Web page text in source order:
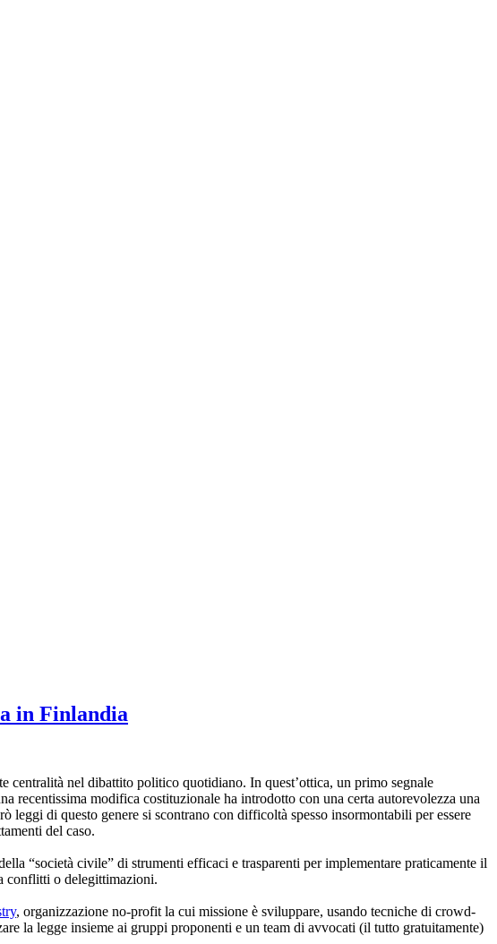
in Finlandia
centralità nel dibattito politico quotidiano. In quest’ottica, un primo segnale
modifica costituzionale ha introdotto con una certa autorevolezza una
di questo genere si scontrano con difficoltà spesso insormontabili per essere
del caso.
“società civile” di strumenti efficaci e trasparenti per implementare praticamente il
conflitti o delegittimazioni.
, organizzazione no-profit la cui missione è sviluppare, usando tecniche di crowd-
la legge insieme ai gruppi proponenti e un team di avvocati (il tutto gratuitamente)